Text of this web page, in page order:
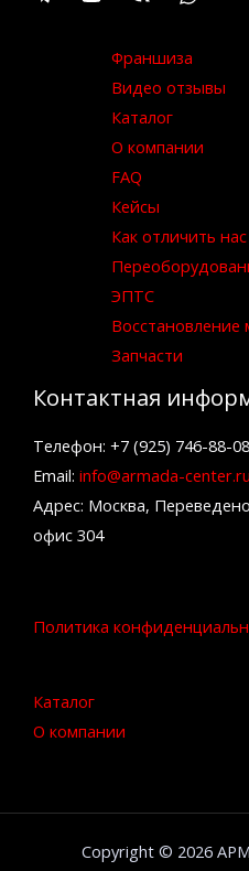
Франшиза
Видео отзывы
Каталог
О компании
FAQ
Кейсы
Как отличить
ЭПТС
Восстановление
Запчасти
Контактная
Телефон: +7 (925) 746-88-08
Email: info@armada-center.ru
Адрес: Москва,
офис 304
Политика
Каталог
О компании
Copyright © 2026